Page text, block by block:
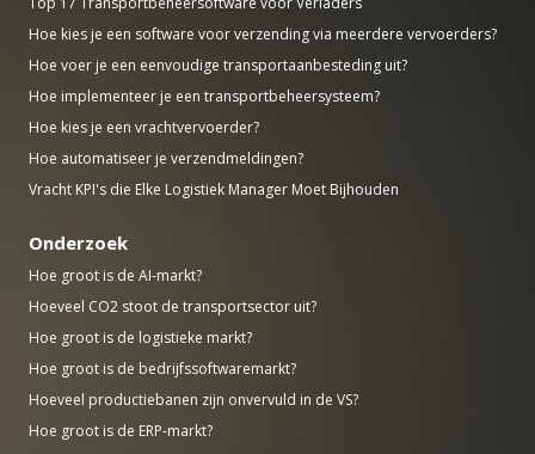
Hoe kies je een software voor verzending via meerdere vervoerders?
Hoe voer je een eenvoudige transportaanbesteding uit?
Hoe implementeer je een transportbeheersysteem?
Hoe kies je een vrachtvervoerder?
Hoe automatiseer je verzendmeldingen?
Vracht KPI's die Elke Logistiek Manager Moet Bijhouden
Onderzoek
Hoe groot is de AI-markt?
Hoeveel CO2 stoot de transportsector uit?
Hoe groot is de logistieke markt?
Hoe groot is de bedrijfssoftwaremarkt?
Hoeveel productiebanen zijn onvervuld in de VS?
Hoe groot is de ERP-markt?